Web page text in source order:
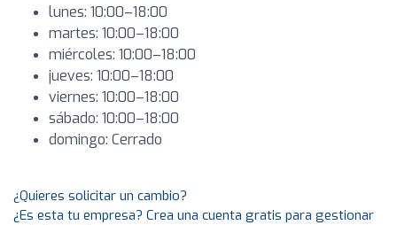
lunes: 10:00–18:00
martes: 10:00–18:00
miércoles: 10:00–18:00
jueves: 10:00–18:00
viernes: 10:00–18:00
sábado: 10:00–18:00
domingo: Cerrado
¿Quieres solicitar un cambio?
¿Es esta tu empresa? Crea una cuenta gratis para gestionar